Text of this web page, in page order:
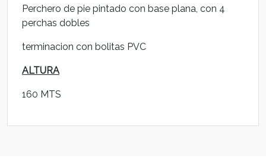
Perchero de pie pintado con base plana, con 4
perchas dobles
terminacion con bolitas PVC
ALTURA
160 MTS